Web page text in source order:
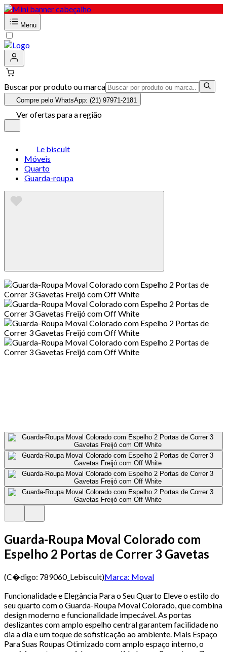
Menu
Buscar por produto ou marca
Compre pelo WhatsApp: (21) 97971-2181
Ver ofertas para a região
Le biscuit
Móveis
Quarto
Guarda-roupa
Guarda-Roupa Moval Colorado com
Espelho 2 Portas de Correr 3 Gavetas
(C�digo: 789060_Lebiscuit)Marca: Moval
Funcionalidade e Elegância Para o Seu Quarto Eleve o estilo do
seu quarto com o Guarda-Roupa Moval Colorado, que combina
design moderno e funcionalidade impecável. As portas
deslizantes com amplo espelho central garantem facilidade no
dia a dia e um toque de sofisticação ao ambiente. Mais Espaço
Para Suas Roupas Otimizado com amplo espaço interno, o